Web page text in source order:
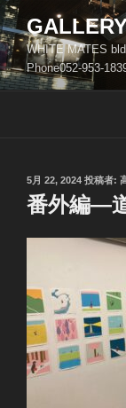
コ
ン
テ
ン
ツ
WHITE MATES
Phone052-953-
投
稿
日:
5月 22, 2024 投稿者:
番外編―